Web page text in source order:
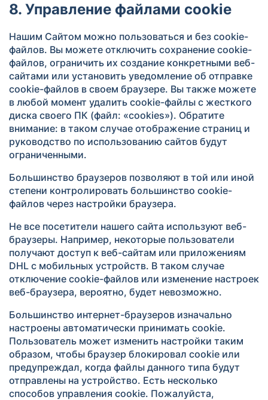
8. Управление файлами cookie
Нашим Сайтом можно пользоваться и без cookie-
файлов. Вы можете отключить сохранение cookie-
файлов, ограничить их создание конкретными веб-
сайтами или установить уведомление об отправке
cookie-файлов в своем браузере. Вы также можете
в любой момент удалить cookie-файлы с жесткого
диска своего ПК (файл: «cookies»). Обратите
внимание: в таком случае отображение страниц и
руководство по использованию сайтов будут
ограниченными.
Большинство браузеров позволяют в той или иной
степени контролировать большинство cookie-
файлов через настройки браузера.
Не все посетители нашего сайта используют веб-
браузеры. Например, некоторые пользователи
получают доступ к веб-сайтам или приложениям
DHL с мобильных устройств. В таком случае
отключение cookie-файлов или изменение настроек
веб-браузера, вероятно, будет невозможно.
Большинство интернет-браузеров изначально
настроены автоматически принимать cookie.
Пользователь может изменить настройки таким
образом, чтобы браузер блокировал cookie или
предупреждал, когда файлы данного типа будут
отправлены на устройство. Есть несколько
способов управления cookie. Пожалуйста,